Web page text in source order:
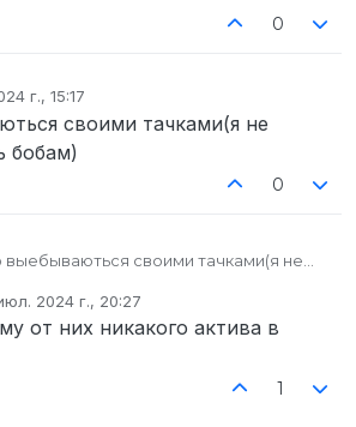
0
г., 15:17
своими тачками(я не
бобам)
0
выебываються своими тачками(я не
2024 г., 20:27
от них никакого актива в
1